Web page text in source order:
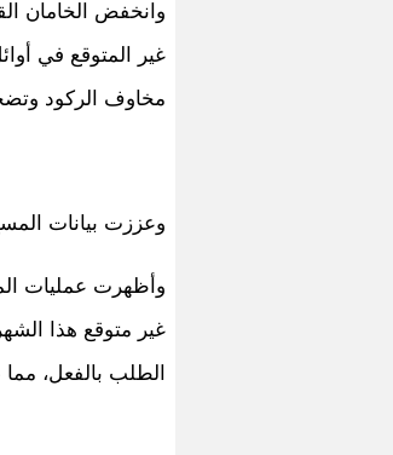
غير المتوقع في
مخاوف الركود
وعززت بيانات
وأظهرت عمليات
غير متوقع هذا
الطلب بالفعل،